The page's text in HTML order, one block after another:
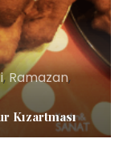
, Ramazan,
Kızartması